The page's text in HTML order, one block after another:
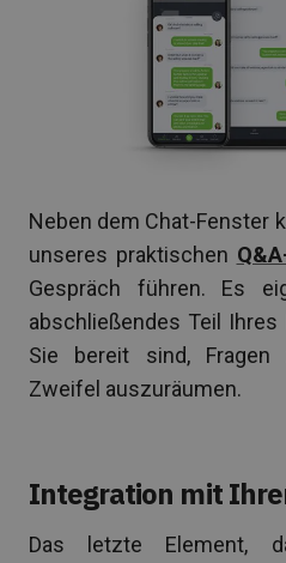
Neben dem Chat-Fenster
unseres praktischen
Gespräch führen. Es
abschließendes Teil
Sie bereit sind, Fragen
Zweifel auszuräumen.
Integration mit
Das letzte Element,